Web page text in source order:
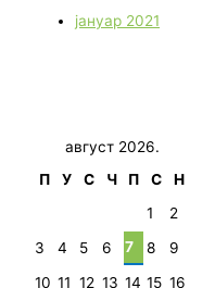
јануар 2021
август 2026.
П
У С Ч П С
Н
1
2
3
4 5 6 7 8
9
10 11 12 13 14 15 16